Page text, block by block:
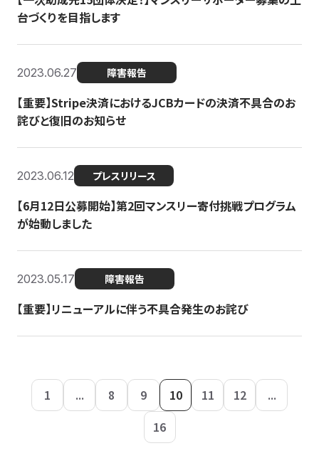
台づくりを目指します
2023.06.27 障害報告
【重要】Stripe決済におけるJCBカードの決済不具合のお
詫びと復旧のお知らせ
2023.06.12 プレスリリース
【6月12日公募開始】第2回マンスリー寄付挑戦プログラム
が始動しました
2023.05.17 障害報告
【重要】リニューアルに伴う不具合発生のお詫び
1 ... 8 9 10 11 12
...
16